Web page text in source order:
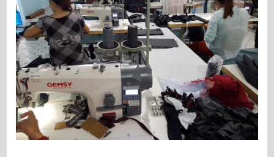
tôi luôn có hợp đồng rõ ràng cho bạn, đảm
bảo quyền lợi của đôi bên nên bạn hoàn
toàn có thể yên tâm về dịch vụ may đồng
phục chúng tôi. Nếu như chúng tôi vi phạm
bất kỳ lỗi nào trong hợp đồng, chúng tôi xin
chịu hoàn toàn trách nhiệm, để đảm bảo uy
tín và sự hài lòng của bạn.
CÔNG TY CỔ PHẦN ĐỒNG PHỤC SÀI
GÒNVP Thủ Đức: 27/25 Đường Số 8- Kp2 -
Hiệp Bình Chánh ( Sau Chợ Bình Triệu)VP